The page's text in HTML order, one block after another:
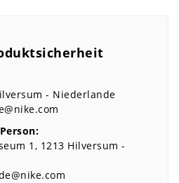
Niederlande
1 1213 Hilversum